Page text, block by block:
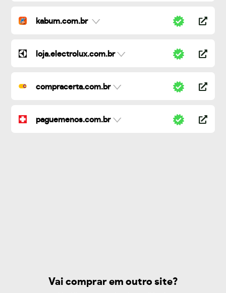
kabum.com.br
loja.electrolux.com.br
compracerta.com.br
paguemenos.com.br
Vai comprar em outro site?